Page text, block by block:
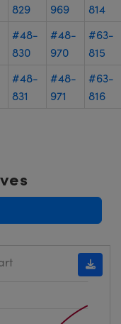
829
969
814
#48-
830
#48-
970
#63-
815
#48-
831
#48-
971
#63-
816